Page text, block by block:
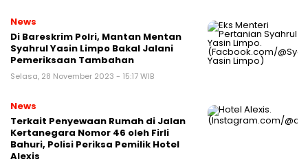
News
Di Bareskrim Polri, Mantan Mentan
Syahrul Yasin Limpo Bakal Jalani
Pemeriksaan Tambahan
Selasa, 28 November 2023 - 15:17 WIB
News
Terkait Penyewaan Rumah di Jalan
Kertanegara Nomor 46 oleh Firli
Bahuri, Polisi Periksa Pemilik Hotel
Alexis